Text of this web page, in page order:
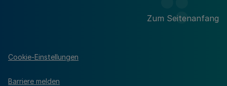
Zum Seitenanfang
Cookie-Einstellungen
Barriere melden